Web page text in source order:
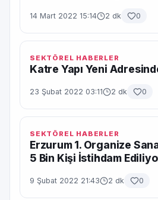
14 Mart 2022 15:14 2 dk 0
SEKTÖREL HABERLER
Katre Yapı Yeni
23 Şubat 2022 03:11 2 dk 0
SEKTÖREL HABERLER
Erzurum 1. Organize
5 Bin Kişi İstihdam
9 Şubat 2022 21:43 2 dk 0